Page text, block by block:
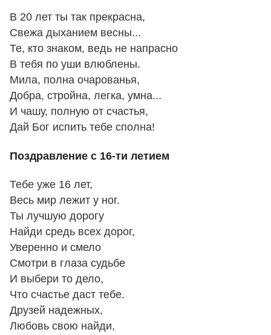
В 20 лет ты так прекрасна,
Свежа дыханием весны...
Те, кто знаком, ведь не напрасно
В тебя по уши влюблены.
Мила, полна очарованья,
Добра, стройна, легка, умна...
И чашу, полную от счастья,
Дай Бог испить тебе сполна!
Поздравление с 16-ти летием
Тебе уже 16 лет,
Весь мир лежит у ног.
Ты лучшую дорогу
Найди средь всех дорог,
Уверенно и смело
Смотри в глаза судьбе
И выбери то дело,
Что счастье даст тебе.
Друзей надежных,
Любовь свою найди,